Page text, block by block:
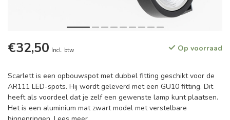
€32,50 Incl. btw Op voorraad
Scarlett is een opbouwspot met dubbel fitting geschikt voor de
AR111 LED-spots. Hij wordt geleverd met een GU10 fitting. Dit
heeft als voordeel dat je zelf een gewenste lamp kunt plaatsen.
Het is een aluminium mat zwart model met verstelbare